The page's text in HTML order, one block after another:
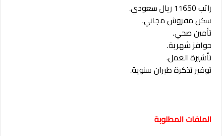
راتب 11650 ريال سعودي.
سكن مفروش مجاني.
تأمين صحي.
حوافز شهرية.
تأشيرة العمل.
توفير تذكرة طيران سنوية.
الملفات المطلوبة